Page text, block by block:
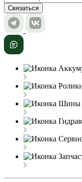
Связаться